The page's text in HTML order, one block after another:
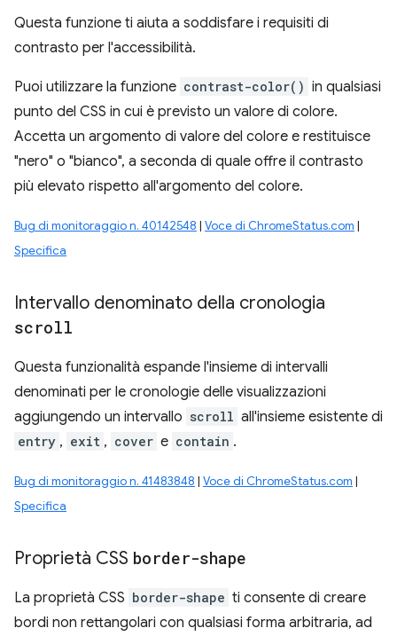
Questa funzione ti aiuta a soddisfare i requisiti di
contrasto per l'accessibilità.
Puoi utilizzare la funzione contrast-color() in qualsiasi
punto del CSS in cui è previsto un valore di colore.
Accetta un argomento di valore del colore e restituisce
"nero" o "bianco", a seconda di quale offre il contrasto
più elevato rispetto all'argomento del colore.
Bug di monitoraggio n. 40142548 | Voce di ChromeStatus.com |
Specifica
Intervallo denominato della cronologia
scroll
Questa funzionalità espande l'insieme di intervalli
denominati per le cronologie delle visualizzazioni
aggiungendo un intervallo scroll all'insieme esistente di
entry , exit , cover e contain .
Bug di monitoraggio n. 41483848 | Voce di ChromeStatus.com |
Specifica
Proprietà CSS border-shape
La proprietà CSS border-shape ti consente di creare
bordi non rettangolari con qualsiasi forma arbitraria, ad